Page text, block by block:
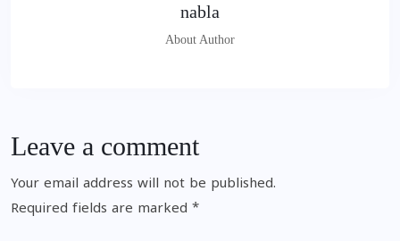
nabla
About Author
Leave a comment
Your email address will not be published.
Required fields are marked *